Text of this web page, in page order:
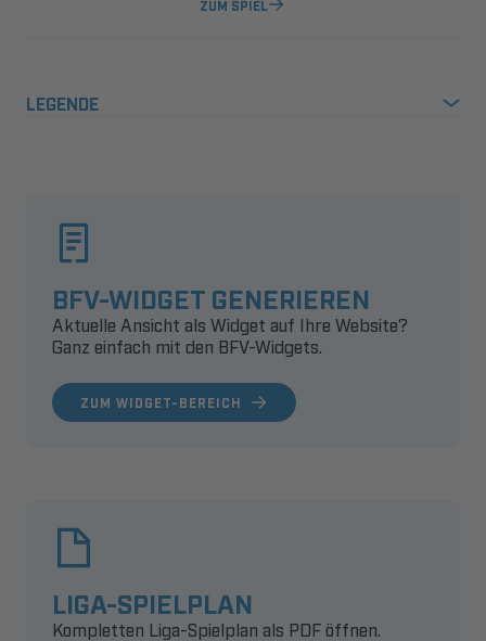
ZUM SPIEL
LEGENDE
BFV-WIDGET GENERIEREN
Aktuelle Ansicht als Widget auf Ihre Website?
Ganz einfach mit den BFV-Widgets.
ZUM WIDGET-BEREICH
LIGA-SPIELPLAN
Kompletten Liga-Spielplan als PDF öffnen.